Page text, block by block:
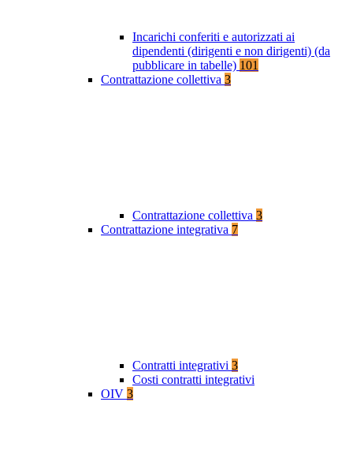
Incarichi conferiti e autorizzati ai
dipendenti (dirigenti e non dirigenti) (da
pubblicare in tabelle) 101
Contrattazione collettiva 3
Contrattazione collettiva 3
Contrattazione integrativa 7
Contratti integrativi 3
Costi contratti integrativi
OIV 3